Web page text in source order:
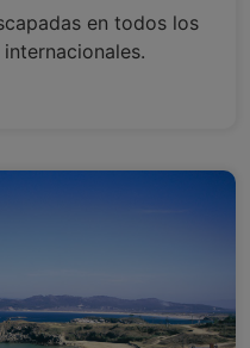
en todos los